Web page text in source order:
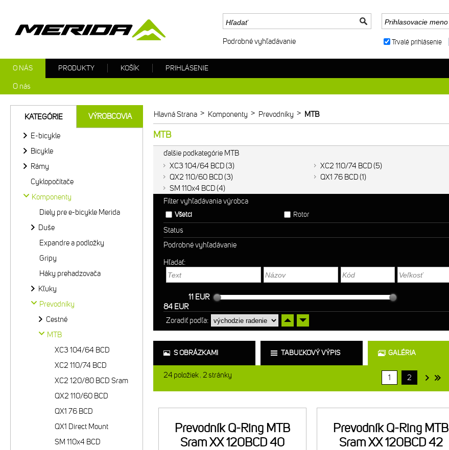
Hlavná Strana > Komponenty > Prevodníky > MTB
MTB
ďalšie podkategórie MTB
XC3 104/64 BCD 3 XC2 110/74 BCD 5
QX2 110/60 BCD 3 QX1 76 BCD 1
SM 110x4 BCD 4
Filter vyhľadávania výrobca
Všetci Rotor
Status
Podrobné vyhľadávanie
Hľadať:
11 EUR
84 EUR
Zoradiť podľa:
S OBRÁZKAMI TABUĽKOVÝ VÝPIS GALÉRIA
24 položiek 2stránky 1 2
Prevodník Q-Ring MTB
Sram XX 120BCD 40
Prevodník Q-Ring MTB
Sram XX 120BCD 42
KATEGÓRIE VÝROBCOVIA
E-bicykle
Bicykle
Rámy
Cyklopočítače
Komponenty
Diely pre e-bicykle Merida
Duše
Expandre a podložky
Gripy
Háky prehadzovača
Kľuky
Prevodníky
Cestné
MTB
XC3 104/64 BCD
XC2 110/74 BCD
XC2 120/80 BCD Sram
QX2 110/60 BCD
QX1 76 BCD
QX1 Direct Mount
SM 110x4 BCD
Podrobné vyhľadávanie
O NÁS
O nás
PRODUKTY KOŠÍK PRIHLÁSENIE
Trvalé prihlásenie